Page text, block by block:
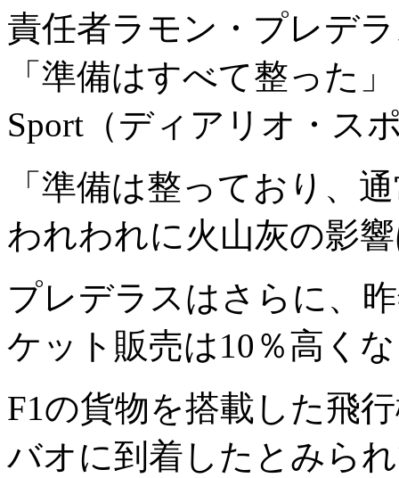
責任者ラモン・プレデ
「準備はすべて整った
Sport（ディアリオ・ス
「準備は整っており、
われわれに火山灰の影
プレデラスはさらに、
ケット販売は10％高く
F1の貨物を搭載した飛
バオに到着したとみら